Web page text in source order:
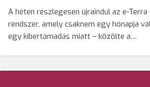
A héten részlegesen újraindul az e-
rendszer, amely csaknem egy hónapja
egy kibertámadás miatt – közölte a…